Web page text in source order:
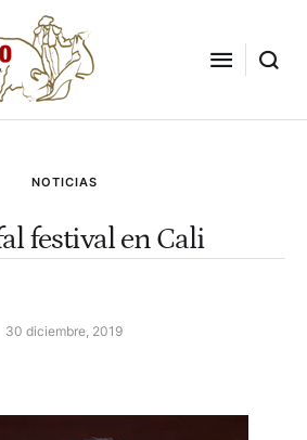
NOTICIAS
festival en Cali
30 diciembre, 2019